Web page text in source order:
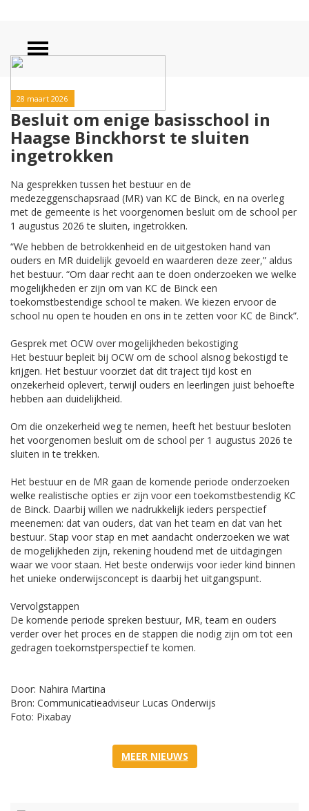
28 maart 2026
Besluit om enige basisschool in
Haagse Binckhorst te sluiten
ingetrokken
Na gesprekken tussen het bestuur en de
medezeggenschapsraad (MR) van KC de Binck, en na overleg
met de gemeente is het voorgenomen besluit om de school per
1 augustus 2026 te sluiten, ingetrokken.
“We hebben de betrokkenheid en de uitgestoken hand van
ouders en MR duidelijk gevoeld en waarderen deze zeer,” aldus
het bestuur. “Om daar recht aan te doen onderzoeken we welke
mogelijkheden er zijn om van KC de Binck een
toekomstbestendige school te maken. We kiezen ervoor de
school nu open te houden en ons in te zetten voor KC de Binck”.
Gesprek met OCW over mogelijkheden bekostiging
Het bestuur bepleit bij OCW om de school alsnog bekostigd te
krijgen. Het bestuur voorziet dat dit traject tijd kost en
onzekerheid oplevert, terwijl ouders en leerlingen juist behoefte
hebben aan duidelijkheid.
Om die onzekerheid weg te nemen, heeft het bestuur besloten
het voorgenomen besluit om de school per 1 augustus 2026 te
sluiten in te trekken.
Het bestuur en de MR gaan de komende periode onderzoeken
welke realistische opties er zijn voor een toekomstbestendig KC
de Binck. Daarbij willen we nadrukkelijk ieders perspectief
meenemen: dat van ouders, dat van het team en dat van het
bestuur. Stap voor stap en met aandacht onderzoeken we wat
de mogelijkheden zijn, rekening houdend met de uitdagingen
waar we voor staan. Het beste onderwijs voor ieder kind binnen
het unieke onderwijsconcept is daarbij het uitgangspunt.
Vervolgstappen
De komende periode spreken bestuur, MR, team en ouders
verder over het proces en de stappen die nodig zijn om tot een
gedragen toekomstperspectief te komen.
Door: Nahira Martina
Bron: Communicatieadviseur Lucas Onderwijs
Foto: Pixabay
MEER NIEUWS